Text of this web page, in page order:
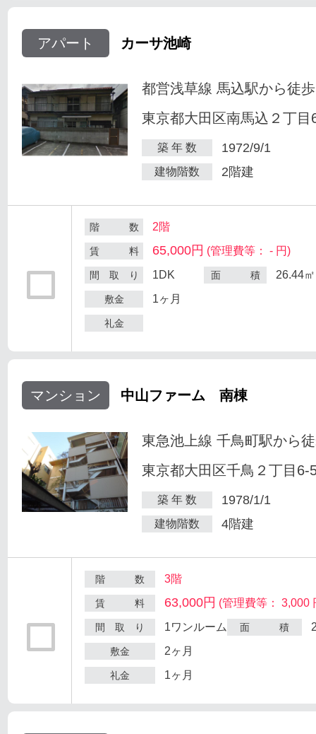
アパート カーサ池崎
都営浅草線 馬込駅から徒
東京都大田区南馬込２丁目
築 年 数 1972/9/1
建物階数 2階建
階 数 2階
賃 料 65,000円 (管理費等： - 円)
間 取 り 1DK 面 積 26.44㎡
敷金 1ヶ月
礼金
マンション 中山ファーム 南棟
東急池上線 千鳥町駅から
東京都大田区千鳥２丁目6-
築 年 数 1978/1/1
建物階数 4階建
階 数 3階
賃 料 63,000円 (管理費等： 3,000
間 取 り 1ワンルーム 面 積
敷金 2ヶ月
礼金 1ヶ月